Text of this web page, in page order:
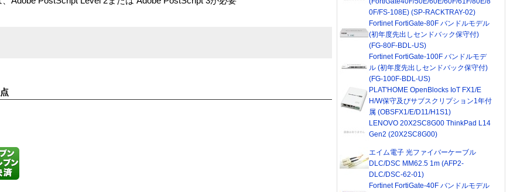
0F/FS-108E) (SP-RACKTRAY-02)
Fortinet FortiGate-80F バンドルモデル
(初年度先出しセンドバック保守付)
(FG-80F-BDL-US)
Fortinet FortiGate-100F バンドルモデ
ル (初年度先出しセンドバック保守付)
(FG-100F-BDL-US)
PLAT'HOME OpenBlocks IoT FX1/E
H/W保守及びサブスクリプション1年付
属 (OBSFX1/E/D11/H1S1)
LENOVO 20X2SC8G00 ThinkPad L14
Gen2 (20X2SC8G00)
エイム電子 光ファイバーケーブル
DLC/DSC MM62.5 1m (AFP2-
DLC/DSC-62-01)
Fortinet FortiGate-40F バンドルモデル